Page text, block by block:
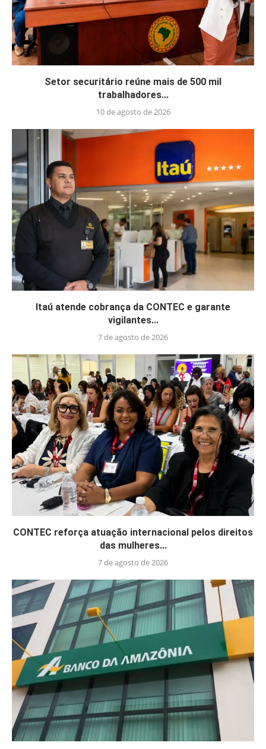
Setor securitário reúne mais de 500 mil
trabalhadores...
10 de agosto de 2026
Itaú atende cobrança da CONTEC e garante
vigilantes...
7 de agosto de 2026
CONTEC reforça atuação internacional pelos direitos
das mulheres...
7 de agosto de 2026